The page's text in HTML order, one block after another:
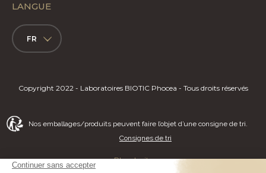
LANGUE
FR
Copyright 2022 - Laboratoires BIOTIC Phocea - Tous droits réservés
Nos emballages/produits peuvent faire l’objet d’une consigne de tri.
Consignes de tri
Plan de site